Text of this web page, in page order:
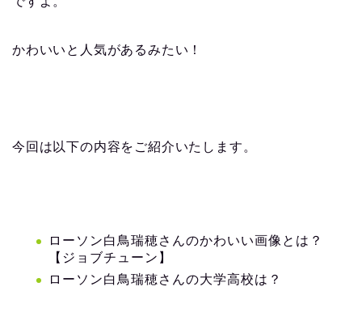
かわいいと人気があるみたい！
今回は以下の内容をご紹介いたします。
ローソン白鳥瑞穂さんのかわいい画像とは？
【ジョブチューン】
ローソン白鳥瑞穂さんの大学高校は？